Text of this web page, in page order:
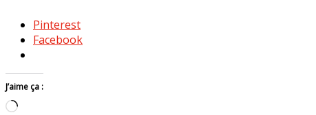
Pinterest
Facebook
J’aime ça :
Chargement…